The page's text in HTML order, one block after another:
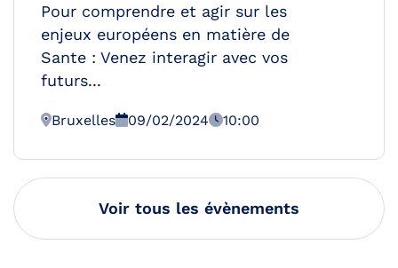
Pour comprendre et agir sur les
enjeux européens en matière de
Sante : Venez interagir avec vos
futurs...
Bruxelles 09/02/2024 10:00
Voir tous les évènements